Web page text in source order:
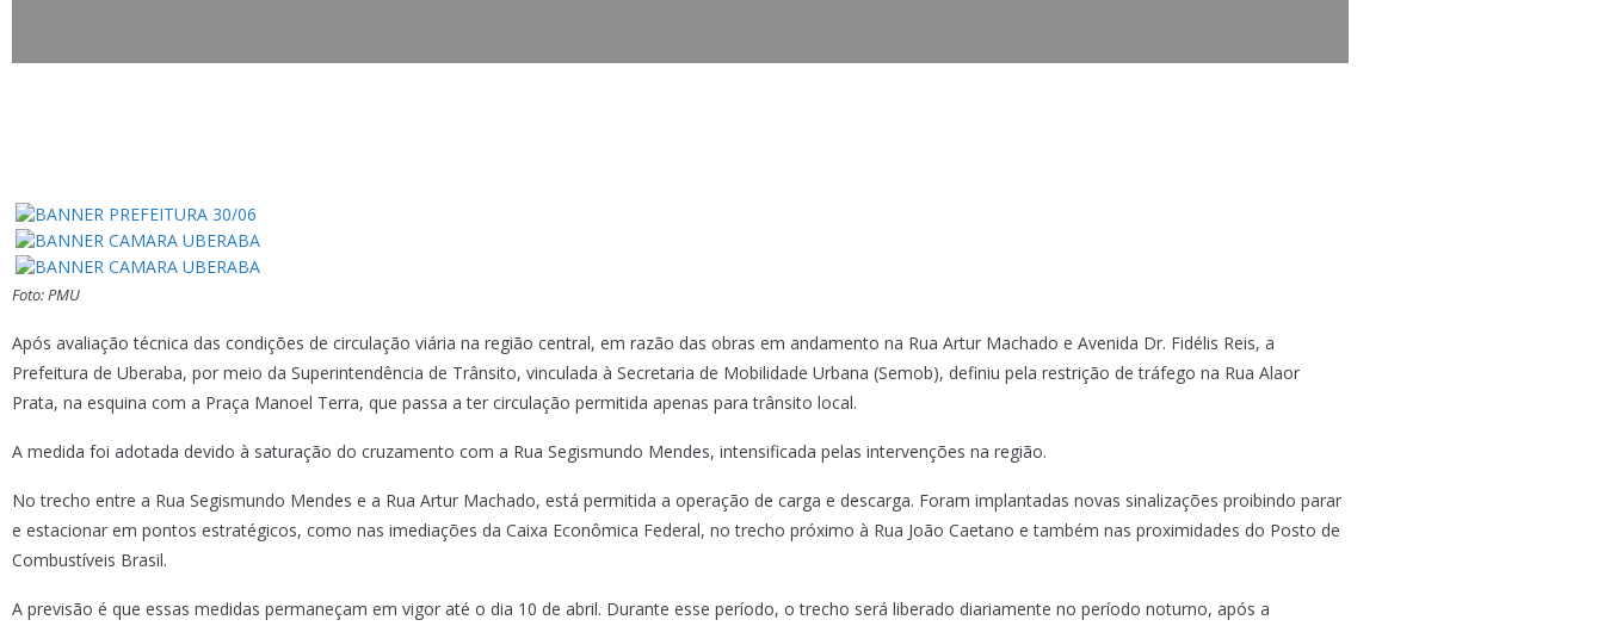
Foto: PMU
Após avaliação técnica das condições de circulação viária na região central, em razão das obras em andamento na Rua Artur Machado e Avenida Dr. Fidélis Reis, a
Prefeitura de Uberaba, por meio da Superintendência de Trânsito, vinculada à Secretaria de Mobilidade Urbana (Semob), definiu pela restrição de tráfego na Rua Alaor
Prata, na esquina com a Praça Manoel Terra, que passa a ter circulação permitida apenas para trânsito local.
A medida foi adotada devido à saturação do cruzamento com a Rua Segismundo Mendes, intensificada pelas intervenções na região.
No trecho entre a Rua Segismundo Mendes e a Rua Artur Machado, está permitida a operação de carga e descarga. Foram implantadas novas sinalizações proibindo parar
e estacionar em pontos estratégicos, como nas imediações da Caixa Econômica Federal, no trecho próximo à Rua João Caetano e também nas proximidades do Posto de
Combustíveis Brasil.
A previsão é que essas medidas permaneçam em vigor até o dia 10 de abril. Durante esse período, o trecho será liberado diariamente no período noturno, após a